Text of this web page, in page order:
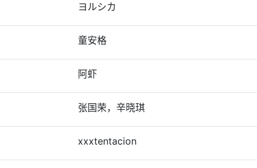
ヨルシカ
童安格
阿虾
张国荣，辛晓琪
xxxtentacion